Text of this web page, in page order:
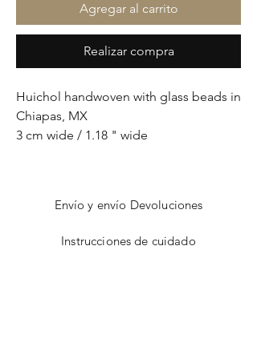
Agregar al carrito
Realizar compra
Huichol handwoven with glass beads in
Chiapas, MX
3 cm wide / 1.18 " wide
Envío y envío Devoluciones
Instrucciones de cuidado